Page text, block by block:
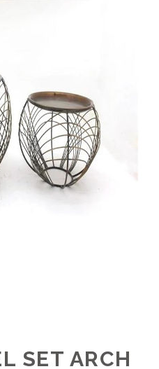
SET ARCH